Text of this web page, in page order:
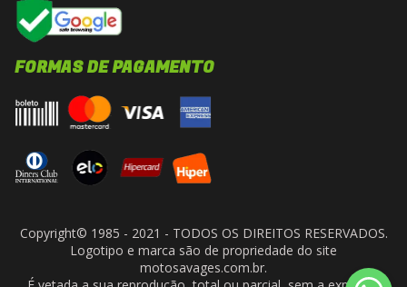
FORMAS DE PAGAMENTO
Copyright© 1985 - 2021 - TODOS OS DIREITOS RESERVADOS.
Logotipo e marca são de propriedade do site
motosavages.com.br.